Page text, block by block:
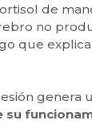
de
no
que
genera
su